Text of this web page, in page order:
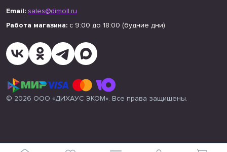
Email: sales@dimoll.ru
Работа магазина: с 9:00 до 18:00 (будние дни)
© 2026 ООО «ДИХАУС ЭКОМ». Все права защищены.